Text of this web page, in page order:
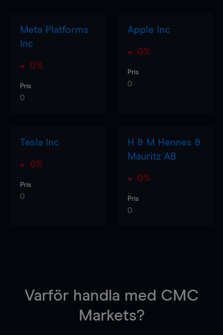
Meta Platforms
Inc
0%
Pris
0
Apple Inc
0%
Pris
0
Tesla Inc
0%
Pris
0
H & M Hennes &
Mauritz AB
0%
Pris
0
Varför handla med CMC
Markets?